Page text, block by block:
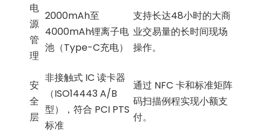
电
源
管
理
2000mAh至
4000mAh锂离子电
池（Type-C充电）
支持长达48小时的大商
业交易量的长时间现场
操作。
安
全
层
非接触式 IC 读卡器
（ISO14443 A/B
型），符合 PCI PTS
标准
通过 NFC 卡和标准矩阵
码扫描例程实现小额支
付。